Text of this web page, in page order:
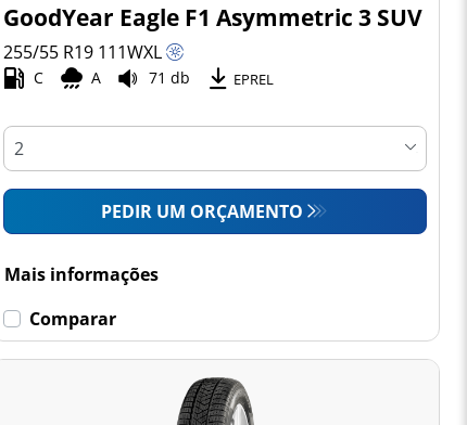
GoodYear Eagle F1 Asymmetric 3 SUV
255/55 R19 111WXL
C A 71 db EPREL
PEDIR UM ORÇAMENTO
Mais informações
Comparar